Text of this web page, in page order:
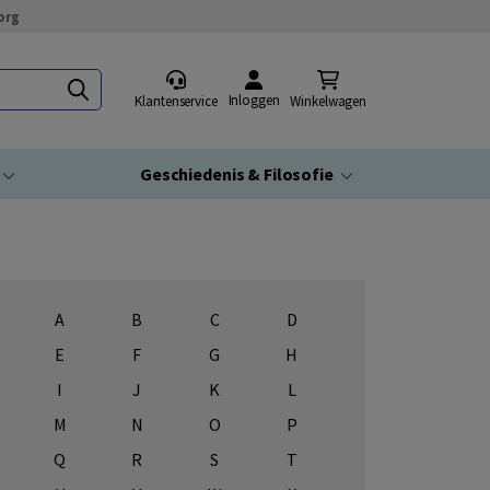
Klantenservice Inloggen Winkelwagen
Geschiedenis & Filosofie
A B C
D
E
F G
H
I
J K
L
M
N O
P
Q
R S
T